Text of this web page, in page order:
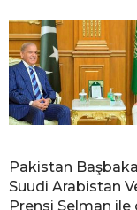
Pakistan
Suudi Arabistan
Prensi Selman ile